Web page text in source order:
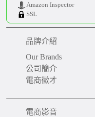
Amazon Inspector
SSL
品牌介紹
Our Brands
公司簡介
電商徵才
電商影音